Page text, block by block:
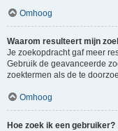
Omhoog
Waarom resulteert mijn
Je zoekopdracht gaf meer
Gebruik de geavanceerde
zoektermen als de te
Omhoog
Hoe zoek ik een gebruiker?